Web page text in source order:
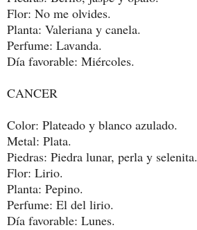
Flor: No me olvides.
Planta: Valeriana y canela.
Perfume: Lavanda.
Día favorable: Miércoles.
CANCER
Color: Plateado y blanco azulado.
Metal: Plata.
Piedras: Piedra lunar, perla y selenita.
Flor: Lirio.
Planta: Pepino.
Perfume: El del lirio.
Día favorable: Lunes.